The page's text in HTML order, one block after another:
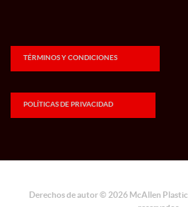
TÉRMINOS Y CONDICIONES
POLÍTICAS DE PRIVACIDAD
Derechos de autor © 2026 McAllen Plastic